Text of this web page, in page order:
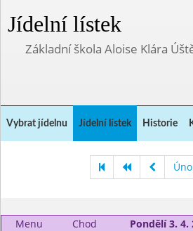
Jídelní lístek
Základní škola Aloise Klára
Vybrat jídelnu Jídelní lístek Historie
Menu Chod
Pondělí 3. 4.